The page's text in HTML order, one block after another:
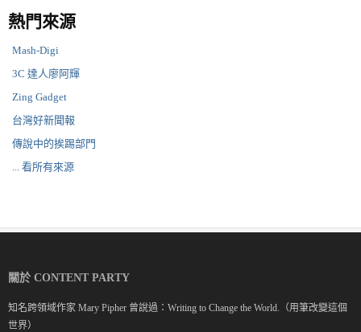
熱門來源
Mash-Digi
3C 達人廖阿輝
Zing Gadget
台灣好新聞報
傳說中的挨踢部門
... 看所有來源
關於 CONTENT PARTY
知名跨領域作家 Mary Pipher 曾說過：Writing to Change the World.（用筆改變這個
世界）